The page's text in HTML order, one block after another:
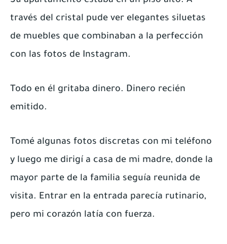
través del cristal pude ver elegantes siluetas
de muebles que combinaban a la perfección
con las fotos de Instagram.
Todo en él gritaba dinero. Dinero recién
emitido.
Tomé algunas fotos discretas con mi teléfono
y luego me dirigí a casa de mi madre, donde la
mayor parte de la familia seguía reunida de
visita. Entrar en la entrada parecía rutinario,
pero mi corazón latía con fuerza.